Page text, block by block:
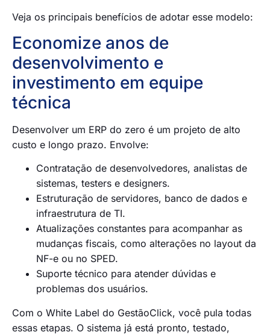
Veja os principais benefícios de adotar esse modelo:
Economize anos de
desenvolvimento e
investimento em equipe
técnica
Desenvolver um ERP do zero é um projeto de alto
custo e longo prazo. Envolve:
Contratação de desenvolvedores, analistas de
sistemas, testers e designers.
Estruturação de servidores, banco de dados e
infraestrutura de TI.
Atualizações constantes para acompanhar as
mudanças fiscais, como alterações no layout da
NF-e ou no SPED.
Suporte técnico para atender dúvidas e
problemas dos usuários.
Com o White Label do GestãoClick, você pula todas
essas etapas. O sistema já está pronto, testado,